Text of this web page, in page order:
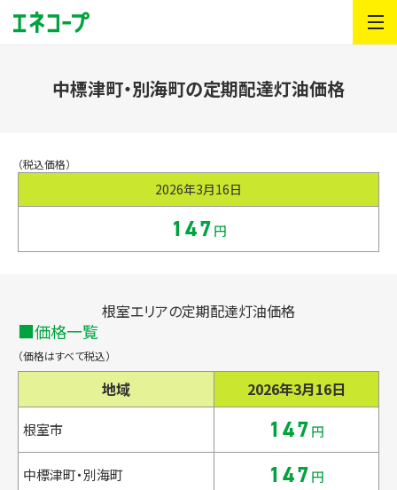
中標津町・別海町の定期配達灯油価格
（税込価格）
2026年3月16日
147円
根室エリアの定期配達灯油価格
価格一覧
（価格はすべて税込）
地域 2026年3月16日
根室市 147円
中標津町・別海町 147円